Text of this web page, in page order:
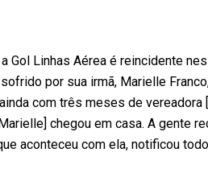
Gol Linhas Aérea é reincidente
por sua irmã, Marielle
com três meses de vereadora
chegou em casa. A gente
aconteceu com ela, notificou